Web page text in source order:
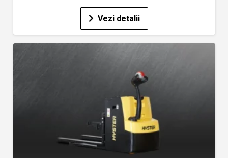
Vezi detalii